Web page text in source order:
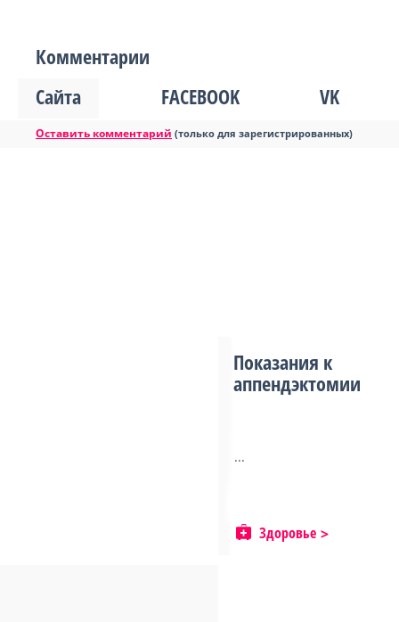
Комментарии
Сайта
FACEBOOK VK
Оставить комментарий (только для зарегистрированных)
Показания к
аппендэктомии
...
Здоровье